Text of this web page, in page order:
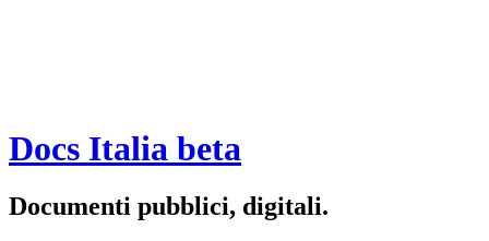
Docs Italia beta
Documenti pubblici, digitali.